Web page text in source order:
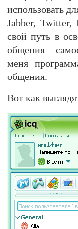
использовать
Jabber, Twitter,
свой путь в
общения –
меня
общения.
Вот как